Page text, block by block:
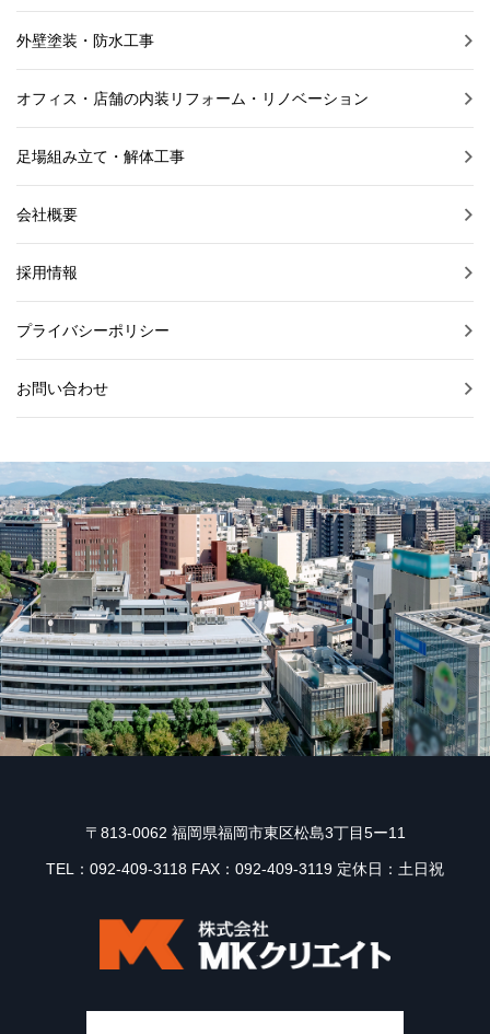
外壁塗装・防水工事
オフィス・店舗の内装リフォーム・リノベーション
足場組み立て・解体工事
会社概要
採用情報
プライバシーポリシー
お問い合わせ
〒813-0062 福岡県福岡市東区松島3丁目5ー11
TEL：092-409-3118 FAX：092-409-3119 定休日：土日祝